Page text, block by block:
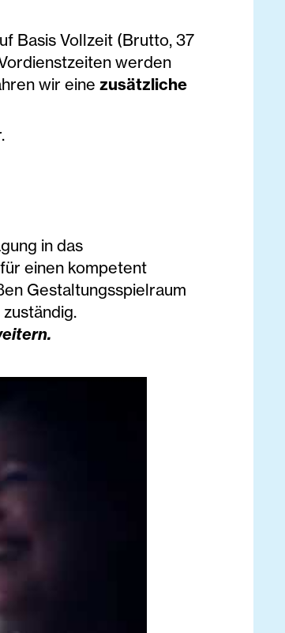
Basis Vollzeit (Brutto, 37
werden
wir eine zusätzliche
in das
einen kompetent
Gestaltungsspielraum